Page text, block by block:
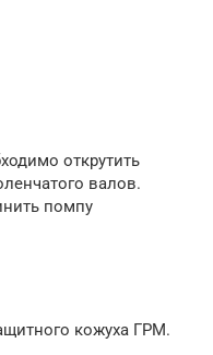
открутить
валов.
помпу
кожуха ГРМ.